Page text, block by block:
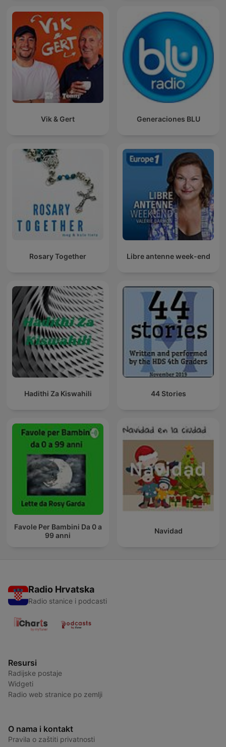
Vik & Gert Generaciones BLU
Rosary Together Libre antenne week-end
Hadithi Za Kiswahili 44 Stories
Favole Per Bambini Da 0 a
99 anni
Navidad
Radio Hrvatska
Radio stanice i podcasti
Resursi
Radijske postaje
Widgeti
Radio web stranice po zemlji
O nama i kontakt
Pravila o zaštiti privatnosti